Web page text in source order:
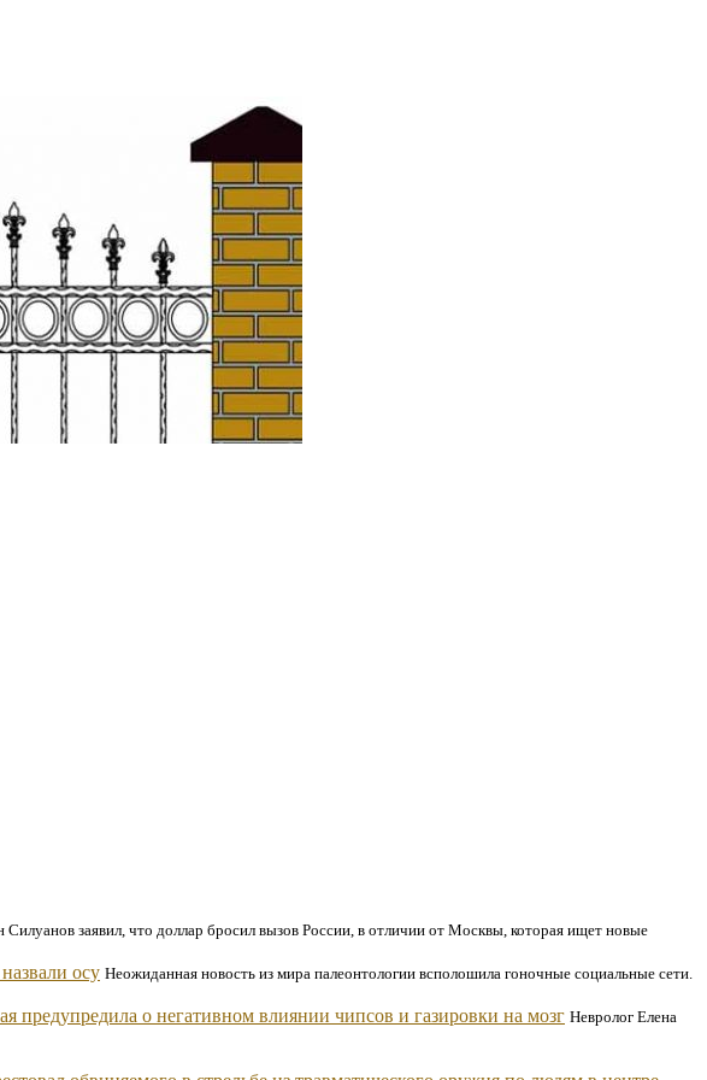
заявил, что доллар бросил вызов России, в отличии от Москвы, которая ищет новые
осу Неожиданная новость из мира палеонтологии всполошила гоночные социальные сети.
предупредила о негативном влиянии чипсов и газировки на мозг Невролог Елена